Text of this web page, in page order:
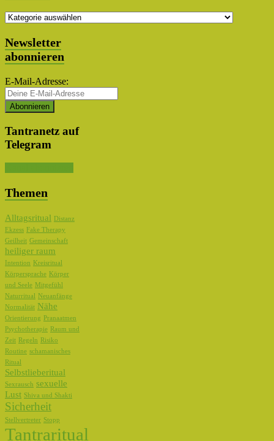
Themen
Newsletter
abonnieren
E-Mail-Adresse:
Tantranetz auf
Telegram
Themen
Alltagsritual Distanz
Ekzess Fake Therapy
Geilheit Gemeinschaft
heiliger raum
Intention
Kreisritual
Körpersprache Körper
und Seele Mitgefühl
Naturritual Neuanfänge
Normalität Nähe
Orientierung
Pranaatmen
Psychotherapie Raum und
Zeit Regeln
Risiko
Routine schamanisches
Ritual
Selbstlieberitual
Sexrausch sexuelle
Lust Shiva und Shakti
Sicherheit
Stellvertreter Stopp
Tantraritual